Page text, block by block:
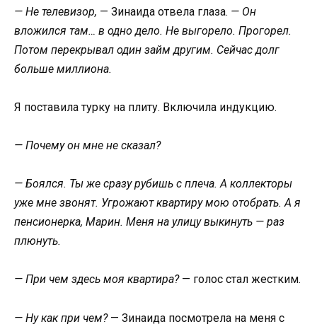
— Не телевизор, — Зинаида отвела глаза. — Он
вложился там… в одно дело. Не выгорело. Прогорел.
Потом перекрывал один займ другим. Сейчас долг
больше миллиона.
Я поставила турку на плиту. Включила индукцию.
— Почему он мне не сказал?
— Боялся. Ты же сразу рубишь с плеча. А коллекторы
уже мне звонят. Угрожают квартиру мою отобрать. А я
пенсионерка, Марин. Меня на улицу выкинуть — раз
плюнуть.
— При чем здесь моя квартира?— голос стал жестким.
— Ну как при чем?— Зинаида посмотрела на меня с